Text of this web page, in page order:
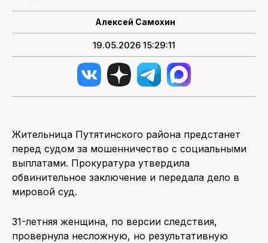
Алексей Самохин
19.05.2026 15:29:11
Жительница Путятинского района предстанет
перед судом за мошенничество с социальными
выплатами. Прокуратура утвердила
обвинительное заключение и передала дело в
мировой суд.
31-летняя женщина, по версии следствия,
провернула несложную, но результативную